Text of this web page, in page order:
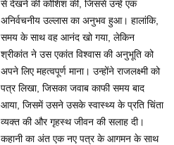
से देखने की कोशिश की, जिससे उन्हें एक
अनिर्वचनीय उल्लास का अनुभव हुआ। हालांकि,
समय के साथ वह आनंद खो गया, लेकिन
श्रीकांत ने उस एकांत विश्वास की अनुभूति को
अपने लिए महत्वपूर्ण माना। उन्होंने राजलक्ष्मी को
पत्र लिखा, जिसका जवाब काफी समय बाद
आया, जिसमें उसने उसके स्वास्थ्य के प्रति चिंता
व्यक्त की और गृहस्थ जीवन की सलाह दी।
कहानी का अंत एक नए पत्र के आगमन के साथ